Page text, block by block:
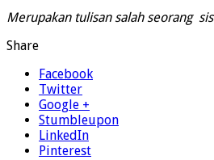
Merupakan tulisan salah seorang
Share
Facebook
Twitter
Google +
Stumbleupon
LinkedIn
Pinterest